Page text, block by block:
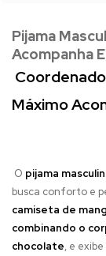
Pijama
Acompanha
Máximo
O pijama
busca conforto e
camiseta de
combinando o
chocolate, e